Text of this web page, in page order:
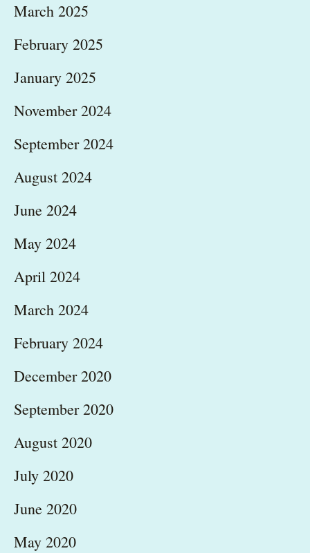
March 2025
February 2025
January 2025
November 2024
September 2024
August 2024
June 2024
May 2024
April 2024
March 2024
February 2024
December 2020
September 2020
August 2020
July 2020
June 2020
May 2020